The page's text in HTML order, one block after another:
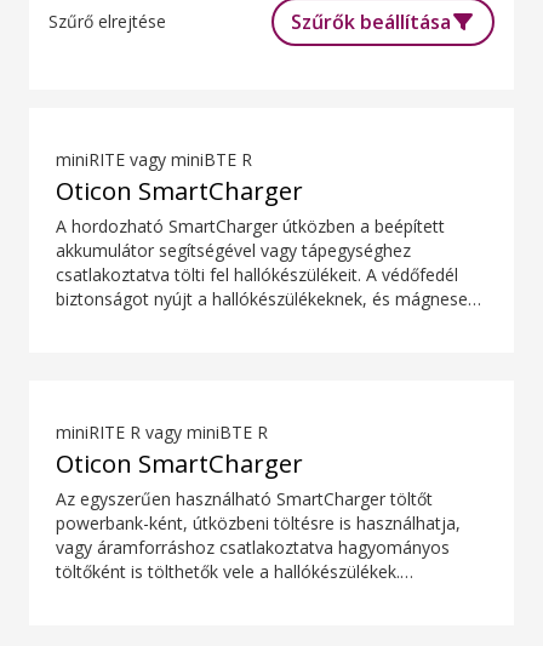
Szűrő elrejtése Szűrők beállítása
miniRITE vagy miniBTE R
Oticon SmartCharger
A hordozható SmartCharger útközben a beépített
akkumulátor segítségével vagy tápegységhez
csatlakoztatva tölti fel hallókészülékeit. A védőfedél
biztonságot nyújt a hallókészülékeknek, és mágnesek
miniRITE R vagy miniBTE R
Oticon SmartCharger
Az egyszerűen használható SmartCharger töltőt
powerbank-ként, útközbeni töltésre is használhatja,
vagy áramforráshoz csatlakoztatva hagyományos
töltőként is tölthetők vele a hallókészülékek.